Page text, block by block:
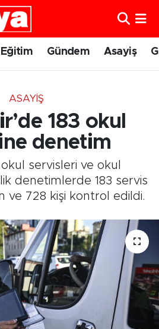
Eğitim Gündem Asayiş
ASAYIŞ
183 okul
denetim
okul servisleri ve okul
denetimlerde 183 servis
ve 728 kişi kontrol edildi.
Eczaneler
Vakitleri
Yoğunluk Haritası
Durumu ve Fikstür